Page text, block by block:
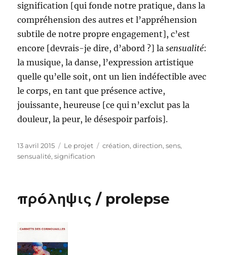
signification [qui fonde notre pratique, dans la
compréhension des autres et l’appréhension
subtile de notre propre engagement], c’est
encore [devrais-je dire, d’abord ?] lasensualité:
la musique, la danse, l’expression artistique
quelle qu’elle soit, ont un lien indéfectible avec
le corps, en tant que présence active,
jouissante, heureuse [ce qui n’exclut pas la
douleur, la peur, le désespoir parfois].
Publié
le
13 avril 2015 Catégories
Le projet Étiquettes
création,direction,sens,
sensualité,signification
πρóληψις / prolepse